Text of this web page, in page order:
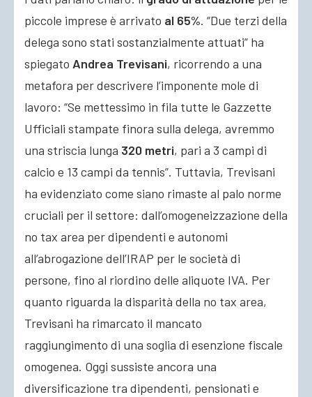
piccole imprese è arrivato al 65%. “Due terzi della
delega sono stati sostanzialmente attuati” ha
spiegato Andrea Trevisani, ricorrendo a una
metafora per descrivere l’imponente mole di
lavoro: “Se mettessimo in fila tutte le Gazzette
Ufficiali stampate finora sulla delega, avremmo
una striscia lunga 320 metri, pari a 3 campi di
calcio e 13 campi da tennis”. Tuttavia, Trevisani
ha evidenziato come siano rimaste al palo norme
cruciali per il settore: dall’omogeneizzazione della
no tax area per dipendenti e autonomi
all’abrogazione dell’IRAP per le società di
persone, fino al riordino delle aliquote IVA. Per
quanto riguarda la disparità della no tax area,
Trevisani ha rimarcato il mancato
raggiungimento di una soglia di esenzione fiscale
omogenea. Oggi sussiste ancora una
diversificazione tra dipendenti, pensionati e